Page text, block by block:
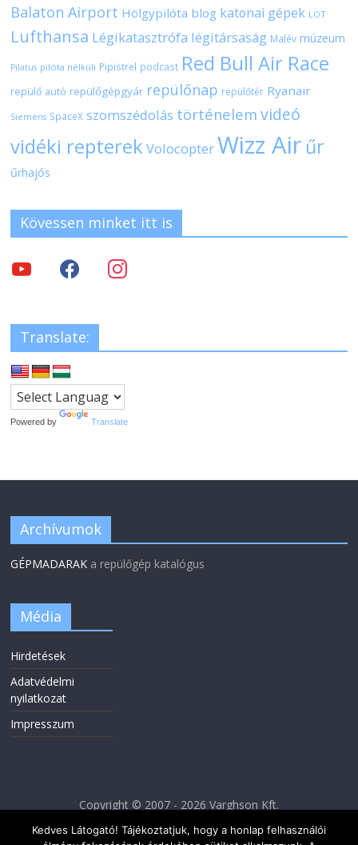
Balaton Airport Hölgypilóta blog katonai gépek LOT
Lufthansa Légikatasztrófa légitársaság Malév múzeum
Pilatus pilóta nélküli Pipistrel podcast Red Bull Air Race
repülő autó repülőgépgyár repülőnap repülőtér Ryanair
Siemens SpaceX szomszédolás történelem videó
vidéki repterek VolocopterWizz Air űr
űrhajós
Kövessen minket itt is
Translate:
Powered by Translate
Archívumok
GÉPMADARAK a repülőgép katalógus
Média
Hirdetések
Adatvédelmi
nyilatkozat
Impresszum
Copyright © 2007 - 2026 Varghson Kft.
Kedves Látogató! Tájékoztatjuk, hogy a honlap felhasználói